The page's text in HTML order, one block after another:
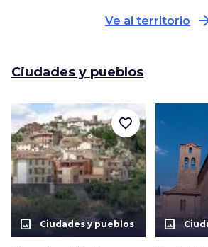
Ve al territorio
Ciudades y pueblos
photo_size_select_actual Ciudades y pueblos
favorite_border
photo_size_select_actual